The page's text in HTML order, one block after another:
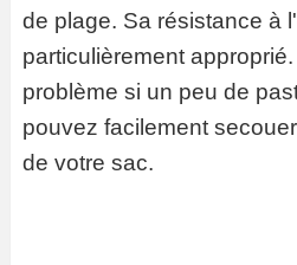
de plage. Sa résistance à
particulièrement
problème si un peu de
pouvez facilement
de votre sac.